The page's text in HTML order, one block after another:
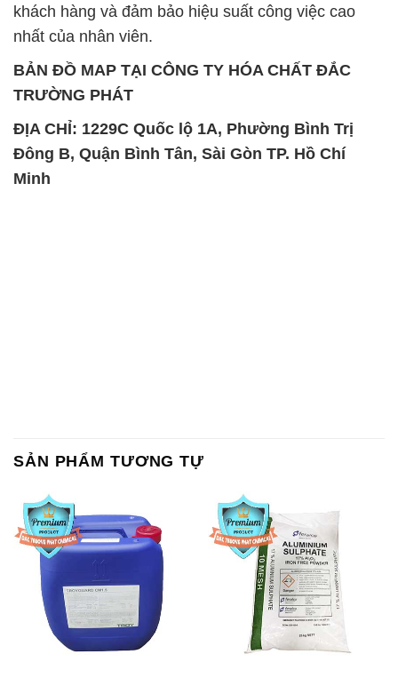
khách hàng và đảm bảo hiệu suất công việc cao
nhất của nhân viên.
BẢN ĐỒ MAP TẠI CÔNG TY HÓA CHẤT ĐẮC
TRƯỜNG PHÁT
ĐỊA CHỈ: 1229C Quốc lộ 1A, Phường Bình Trị
Đông B, Quận Bình Tân, Sài Gòn TP. Hồ Chí
Minh
SẢN PHẨM TƯƠNG TỰ